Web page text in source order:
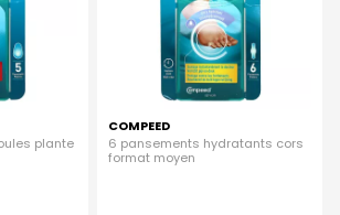
plante
COMPEED
6 pansements hydratants cors
format moyen